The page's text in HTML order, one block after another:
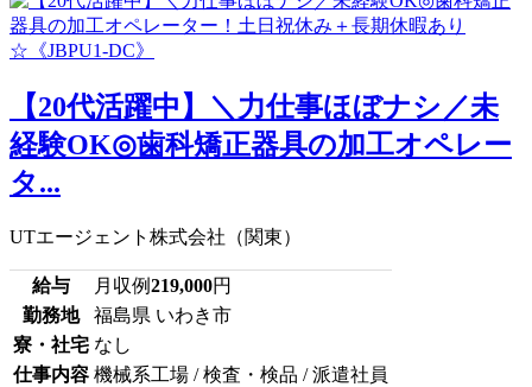
【20代活躍中】＼力仕事ほぼナシ／未
経験OK◎歯科矯正器具の加工オペレー
タ...
UTエージェント株式会社（関東）
給与 月収例219,000円
勤務地
福島県 いわき市
寮・社宅 なし
仕事内容 機械系工場 / 検査・検品 / 派遣社員